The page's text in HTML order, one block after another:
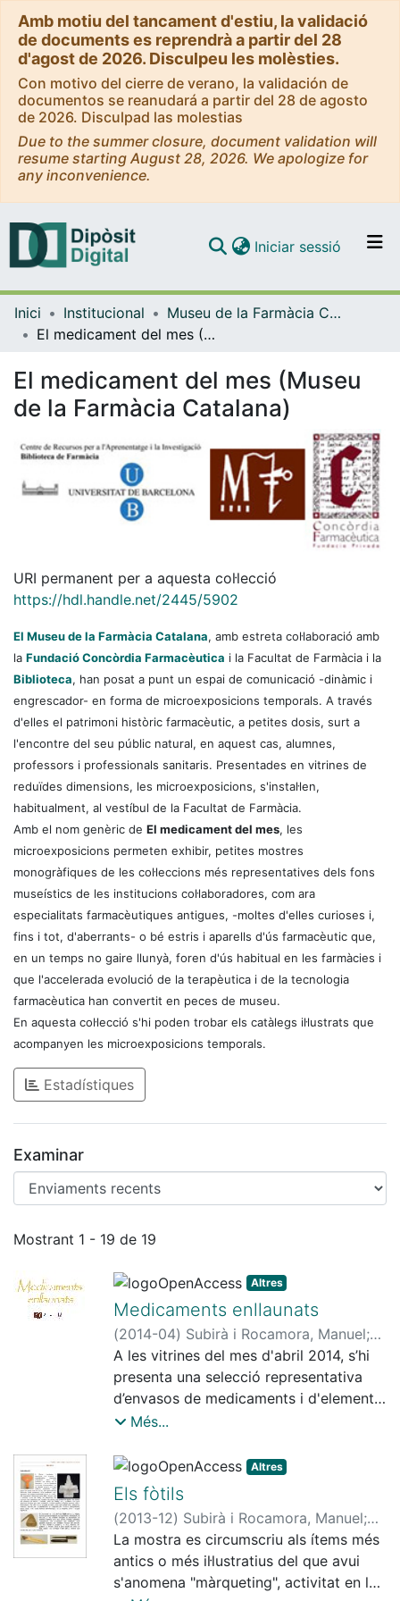
Amb motiu del tancament d'estiu, la validació
de documents es reprendrà a partir del 28
d'agost de 2026. Disculpeu les molèsties.
Con motivo del cierre de verano, la validación de
documentos se reanudará a partir del 28 de agosto
de 2026. Disculpad las molestias
Due to the summer closure, document validation will
resume starting August 28, 2026. We apologize for
any inconvenience.
Navega per tot el DD
Contacte
Iniciar sessió (current)
Inici Institucional
Museu de la Farmàcia Catalana
El medicament del mes (Museu de la Farmàcia Catalana)
El medicament del mes (Museu
de la Farmàcia Catalana)
URI permanent per a aquesta col·lecció
https://hdl.handle.net/2445/5902
El Museu de la Farmàcia Catalana, amb estreta col·laboració amb
la Fundació Concòrdia Farmacèutica i la Facultat de Farmàcia i la
Biblioteca, han posat a punt un espai de comunicació -dinàmic i
engrescador- en forma de microexposicions temporals. A través
d'elles el patrimoni històric farmacèutic, a petites dosis, surt a
l'encontre del seu públic natural, en aquest cas, alumnes,
professors i professionals sanitaris. Presentades en vitrines de
reduïdes dimensions, les microexposicions, s'instal·len,
habitualment, al vestíbul de la Facultat de Farmàcia.
Amb el nom genèric de El medicament del mes, les
microexposicions permeten exhibir, petites mostres
monogràfiques de les col·leccions més representatives dels fons
museístics de les institucions col·laboradores, com ara
especialitats farmacèutiques antigues, -moltes d'elles curioses i,
fins i tot, d'aberrants- o bé estris i aparells d'ús farmacèutic que,
en un temps no gaire llunyà, foren d'ús habitual en les farmàcies i
que l'accelerada evolució de la terapèutica i de la tecnologia
farmacèutica han convertit en peces de museu.
En aquesta col·lecció s'hi poden trobar els catàlegs il·lustrats que
acompanyen les microexposicions temporals.
Estadístiques
Examinar
Enviaments recents
Mostrant 1 - 19 de 19
Altres
Medicaments enllaunats
(2014-04) Subirà i Rocamora, Manuel;
Palomar i Molins, Montse;Fabregat
Marín, Isabel
A les vitrines del mes d'abril 2014, s’hi
presenta una selecció representativa
d’envasos de medicaments i d'elements
publicitaris, fabricats amb llauna,
Fundació Concòrdia Farmacèutica i del
Museu de la Farmàcia Catalana.
Més...
Altres
Els fòtils
(2013-12) Subirà i Rocamora, Manuel;
Fabregat Marín, Isabel;Palomar i Molins,
Montse
La mostra es circumscriu als ítems més
antics o més il·lustratius del que avui
s'anomena "màrqueting", activitat en la